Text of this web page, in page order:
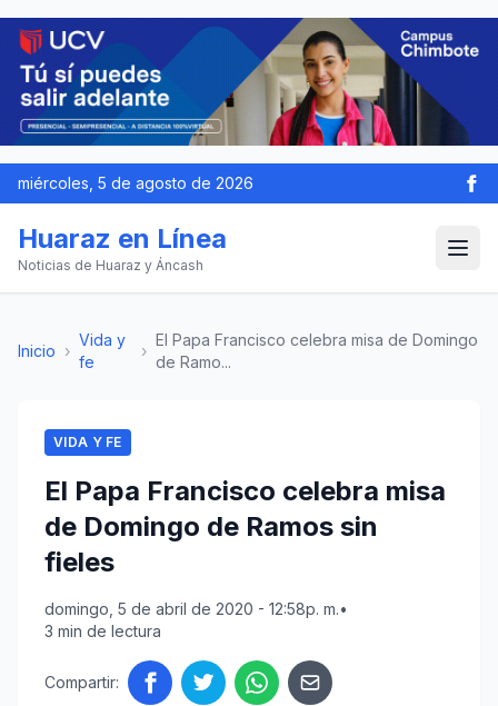
miércoles, 5 de agosto de 2026
Huaraz en Línea
Noticias de Huaraz y Áncash
Inicio ›
Vida y
fe
›
El Papa Francisco celebra misa de Domingo
de Ramo...
VIDA Y FE
El Papa Francisco celebra misa
de Domingo de Ramos sin
fieles
domingo, 5 de abril de 2020 - 12:58p. m.•
3 min de lectura
Compartir: